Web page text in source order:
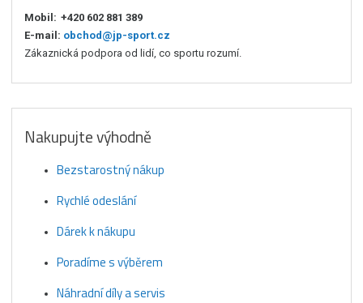
Mobil: +420 602 881 389
E-mail: obchod@jp-sport.cz
Zákaznická podpora od lidí, co sportu rozumí.
Nakupujte výhodně
Bezstarostný nákup
Rychlé odeslání
Dárek k nákupu
Poradíme s výběrem
Náhradní díly a servis